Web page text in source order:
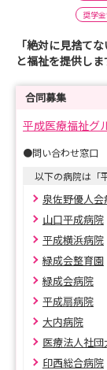
奨学
「絶対に見捨て
と福祉を提供し
合同募集
平成医療福祉グ
●問い合わせ窓口
以下の病院は「
泉佐野優人会
山口平成病院
平成横浜病院
緑成会整育園
緑成会病院
平成扇病院
大内病院
医療法人社
印西総合病院